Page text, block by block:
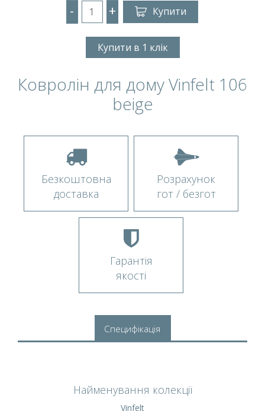
- + Купити
Купити в 1 клік
Ковролін для дому Vinfelt 106
beige
Безкоштовна
доставка
Розрахунок
гот / безгот
Гарантія
якості
Специфікація
Найменування колекції
Vinfelt